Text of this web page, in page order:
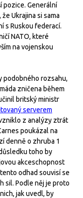
pozice. Generální
Ukrajina si sama
s Ruskou federací.
NATO, které
na vojenskou
podobného rozsahu,
zničena během
britský ministr
serverem
z analýzy ztrát
poukázal na
denně o zhruba 1
toho by
akceschopnost
odhad souvisí se
sil. Podle něj je proto
jak uvedl, by